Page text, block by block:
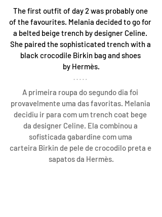
The first outfit of day 2 was probably one
of the favourites. Melania decided to go for
a belted beige trench by designer Celine.
She paired the sophisticated trench with a
black crocodile Birkin bag and shoes
by Hermès.
A primeira roupa do segundo dia foi
provavelmente uma das favoritas. Melania
decidiu ir para com um trench coat bege
da designer Celine. Ela combinou a
sofisticada gabardine com uma
carteira Birkin de pele de crocodilo preta e
sapatos da Hermès.